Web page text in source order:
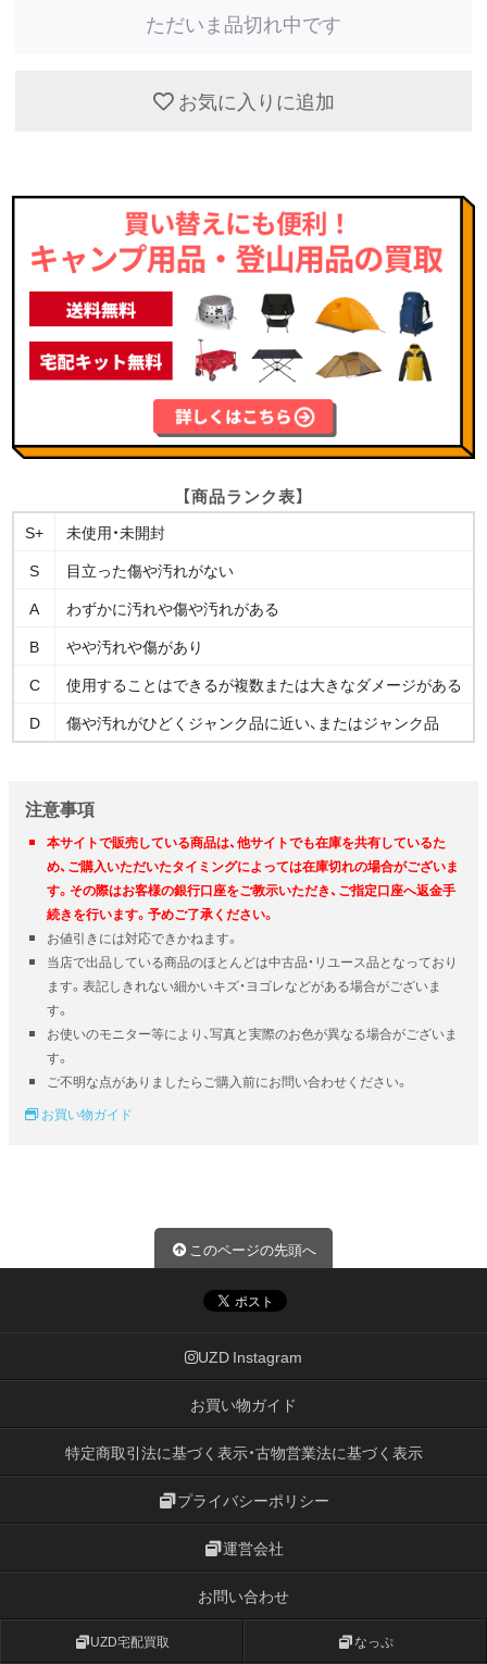
ただいま品切れ中です
お気に入りに追加
【商品ランク表】
S+
未使用・未開封
S
目立った傷や汚れがない
A
わずかに汚れや傷や汚れがある
B
やや汚れや傷があり
C
使用することはできるが複数または大きなダメージがある
D
傷や汚れがひどくジャンク品に近い、またはジャンク品
注意事項
本サイトで販売している商品は、他サイトでも在庫を共有しているた
め、ご購入いただいたタイミングによっては在庫切れの場合がございま
す。その際はお客様の銀行口座をご教示いただき、ご指定口座へ返金手
続きを行います。予めご了承ください。
お値引きには対応できかねます。
当店で出品している商品のほとんどは中古品・リユース品となっており
ます。表記しきれない細かいキズ・ヨゴレなどがある場合がございま
す。
お使いのモニター等により、写真と実際のお色が異なる場合がございま
す。
ご不明な点がありましたらご購入前にお問い合わせください。
お買い物ガイド
このページの先頭へ
UZD Instagram
お買い物ガイド
特定商取引法に基づく表示・古物営業法に基づく表示
プライバシーポリシー
運営会社
お問い合わせ
UZD宅配買取 なっぷ